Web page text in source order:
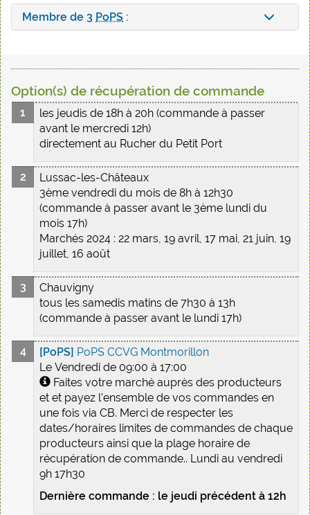
Membre de 3 PoPS :
Option(s) de récupération de commande
les jeudis de 18h à 20h (commande à passer
avant le mercredi 12h)
directement au Rucher du Petit Port
Lussac-les-Châteaux
3ème vendredi du mois de 8h à 12h30
(commande à passer avant le 3ème lundi du
mois 17h)
Marchés 2024 : 22 mars, 19 avril, 17 mai, 21 juin, 19
juillet, 16 août
Chauvigny
tous les samedis matins de 7h30 à 13h
(commande à passer avant le lundi 17h)
[PoPS] PoPS CCVG Montmorillon
Le Vendredi de 09:00 à 17:00
Faites votre marché auprès des producteurs
et et payez l'ensemble de vos commandes en
une fois via CB. Merci de respecter les
dates/horaires limites de commandes de chaque
producteurs ainsi que la plage horaire de
récupération de commande.. Lundi au vendredi
9h 17h30
Dernière commande : le jeudi précédent à 12h